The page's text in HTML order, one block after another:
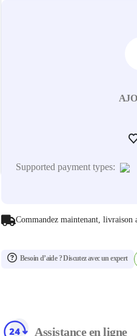
Supported payment types:
Commandez maintenant, livraison
Besoin d’aide ? Discutez avec un expert
Assistance en ligne